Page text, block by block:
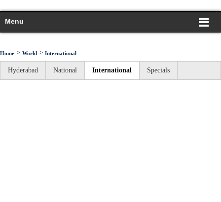
Menu
Home > World > International
Hyderabad National International Specials